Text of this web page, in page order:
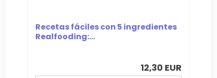
Recetas fáciles con 5 ingredientes
Realfooding:...
12,30 EUR